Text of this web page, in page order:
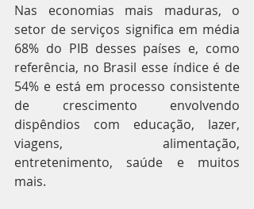
Nas economias mais maduras, o
setor de serviços significa em média
68% do PIB desses países e, como
referência, no Brasil esse índice é de
54% e está em processo consistente
de crescimento envolvendo
dispêndios com educação, lazer,
viagens, alimentação,
entretenimento, saúde e muitos
mais.